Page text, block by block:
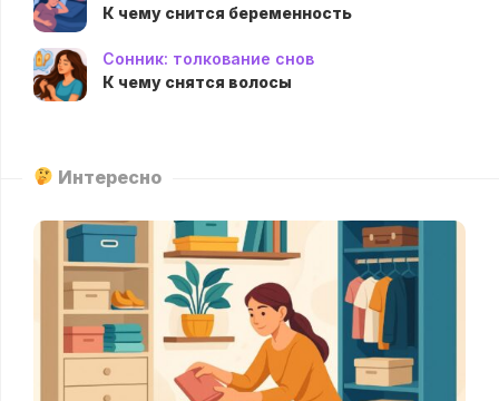
К чему снится беременность
Сонник: толкование снов
К чему снятся волосы
Интересно